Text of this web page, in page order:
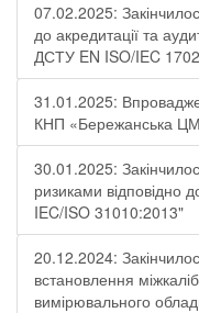
07.02.2025:
до акредитації та
ДСТУ EN ISO/IEC
31.01.2025:
КНП «Бережанська
30.01.2025:
ризиками
IEC/ISO 31010:2013"
20.12.2024:
встановлення
вимірювального